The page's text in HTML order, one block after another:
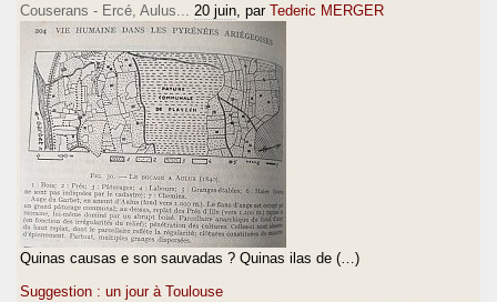
Couserans - Ercé, Aulus...
20 juin , par Tederic MERGER
Quinas causas e son sauvadas ? Quinas ilas de (…)
Suggestion : un jour à Toulouse